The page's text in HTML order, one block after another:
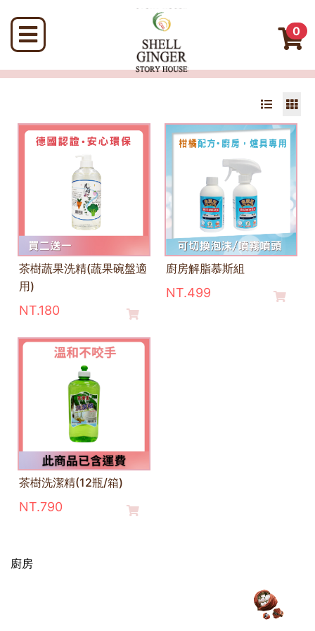
0
茶樹蔬果洗精(蔬果碗盤適
用)
NT.180
廚房解脂慕斯組
NT.499
茶樹洗潔精(12瓶/箱)
NT.790
廚房